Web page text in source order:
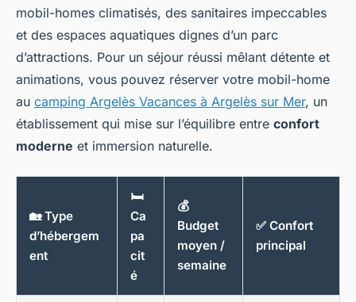
mobil-homes climatisés, des sanitaires impeccables
et des espaces aquatiques dignes d’un parc
d’attractions. Pour un séjour réussi mêlant détente et
animations, vous pouvez réserver votre mobil-home
au camping Argelès Vacances à Argelès sur Mer, un
établissement qui mise sur l’équilibre entre confort
moderne et immersion naturelle.
🏡 Type
d’hébergem
ent
🛏️
Ca
pa
cit
é
💰
Budget
moyen /
semaine
✅ Confort
principal